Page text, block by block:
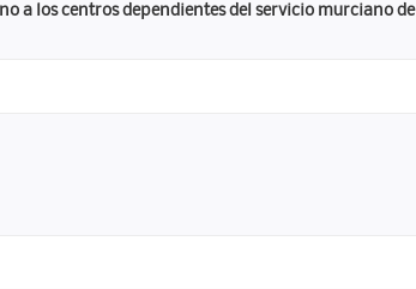
a los centros dependientes del servicio murciano de